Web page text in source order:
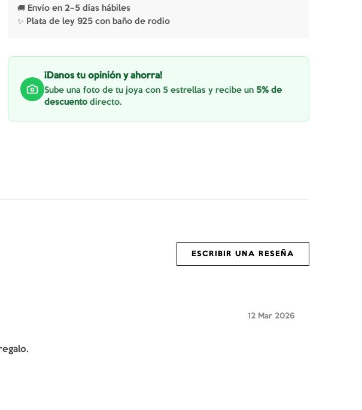
🚚 Envío en 2–5 días hábiles
✨ Plata de ley 925 con baño de rodio
¡Danos tu opinión y ahorra!
Sube una foto de tu joya con 5 estrellas y recibe un 5% de
descuento directo.
ESCRIBIR UNA RESEÑA
12 Mar 2026